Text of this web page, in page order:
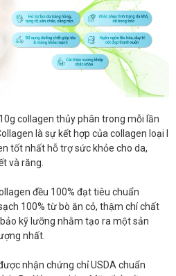
collagen thủy phân trong mỗi lần
là sự kết hợp của collagen loại I
tốt nhất hỗ trợ sức khỏe cho da,
và răng.
đều 100% đạt tiêu chuẩn
100% từ bò ăn cỏ, thậm chí chất
kỹ lưỡng nhằm tạo ra một sản
nhất.
nhận chứng chỉ USDA chuẩn